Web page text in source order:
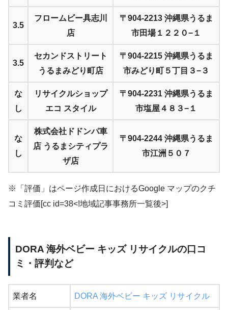
3.5
フロームビー具志川
店
〒904-2213 沖縄県うるま
市田場１２２０−１
3.5
セカンドストリート
うるまみどり町店
〒904-2215 沖縄県うるま
市みどり町５丁目３−３
な
し
リサイクルショップ
エコ スタイル
〒904-2231 沖縄県うるま
市塩屋４８３−１
な
し
株式会社ドドンパ車
店 うるまシティプラ
ザ店
〒904-2244 沖縄県うるま
市江洲５０７
※「評価」はページ作成日におけるGoogle マップのクチ
コミ評価[cc id=38<!地域記事事務所一覧後>]
DORA 海外ベビー キッズ リサイクルの口コ
ミ・評判など
業者名 DORA 海外ベビー キッズ リサイクル